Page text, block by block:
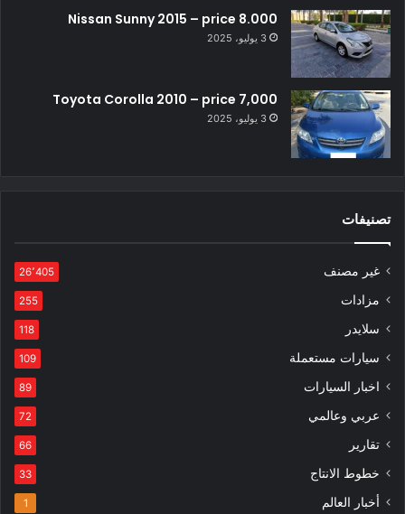
Nissan Sunny 2015 – price 8.000
3 يوليو، 2025
Toyota Corolla 2010 – price 7,000
3 يوليو، 2025
تصنيفات
غير مصنف 26٬405
مزادات 255
سلايدر 118
سيارات مستعملة 109
اخبار السيارات 89
عربي وعالمي 72
تقارير 66
خطوط الانتاج 33
أخبار العالم 1